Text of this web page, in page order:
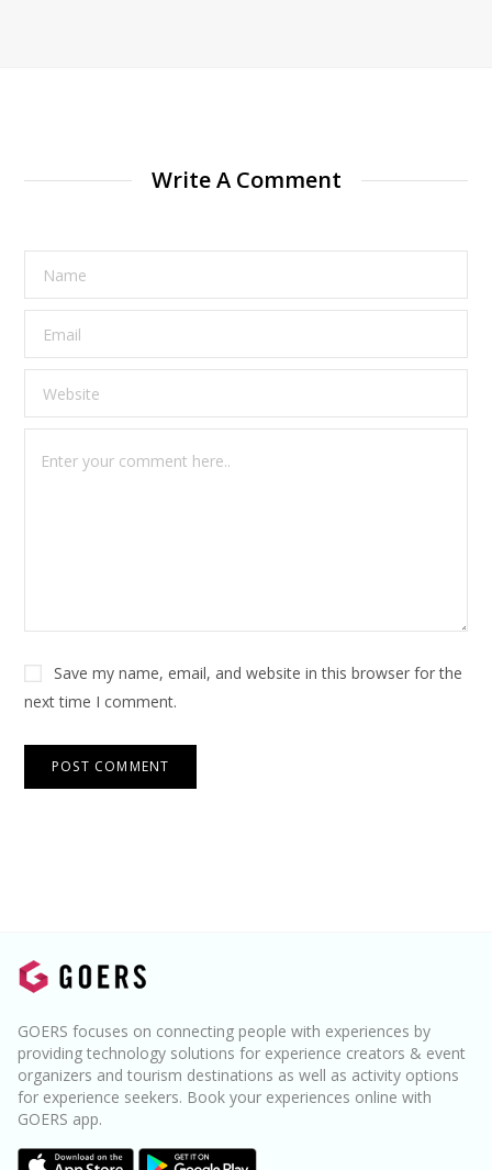
Write A Comment
Save my name, email, and website in this browser for the
next time I comment.
GOERS focuses on connecting people with experiences by
providing technology solutions for experience creators & event
organizers and tourism destinations as well as activity options
for experience seekers. Book your experiences online with
GOERS app.